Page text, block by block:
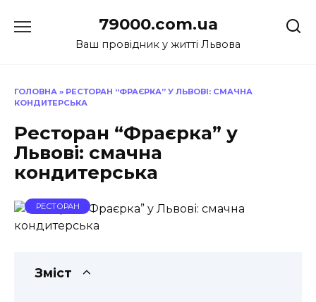
до
79000.com.ua
Ваш провідник у житті Львова
ГОЛОВНА » РЕСТОРАН “ФРАЄРКА” У ЛЬВОВІ: СМАЧНА
КОНДИТЕРСЬКА
Ресторан “Фраєрка” у
Львові: смачна
кондитерська
РЕСТОРАН
Зміст